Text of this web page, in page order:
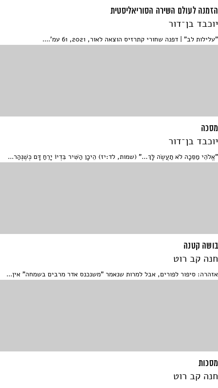
הזמנה לעולם השירה הסוריאליסטית
יוכבד בן־דור
"עלילות לב" | דפנה שחורי קתרזיס הוצאה לאור, 2021, 61 עמ'....
מסכה
יוכבד בן־דור
"אֱלֹהֵי מַסֵּכָה לֹא תַעֲשֶׂה לָּךְ…" (שמות, לד:יז) הֵיכָן הַשִּׁיר בִּדְיוֹ יָרֵחַַ דָּם כְּשֶׁנְּהַר...
בושה קטנה
חנה קב רוט
אזהרה: סיפור לפורים, אבל למרות שנאמר "משנכנס אדר מרבים בשמחה" אין...
מסכות
חנה קב רוט